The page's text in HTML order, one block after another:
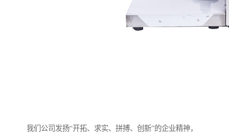
我们公司发扬“开拓、求实、拼搏、创新”的企业精神，